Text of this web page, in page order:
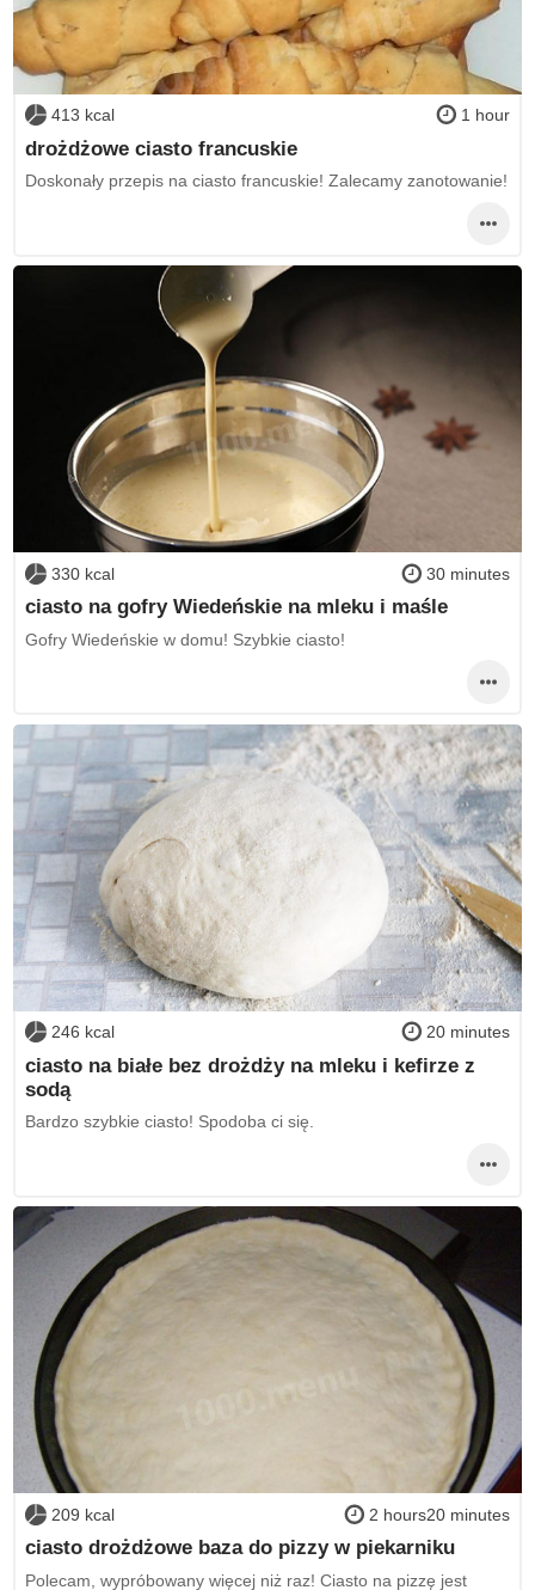
413 kcal 1 hour
drożdżowe ciasto francuskie
Doskonały przepis na ciasto francuskie! Zalecamy zanotowanie!
330 kcal 30 minutes
ciasto na gofry Wiedeńskie na mleku i maśle
Gofry Wiedeńskie w domu! Szybkie ciasto!
246 kcal 20 minutes
ciasto na białe bez drożdży na mleku i kefirze z
sodą
Bardzo szybkie ciasto! Spodoba ci się.
209 kcal 2 hours20 minutes
ciasto drożdżowe baza do pizzy w piekarniku
Polecam, wypróbowany więcej niż raz! Ciasto na pizzę jest